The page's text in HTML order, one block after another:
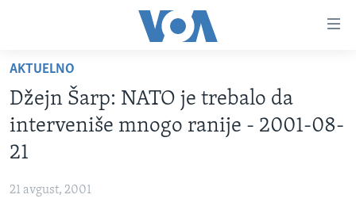
glavni
sadržaj
Idi
na
glavnu
Idi
NASLOVNA
RUBRIKE
GLOBALNE TEME
TV PROGRAM
IZ AMERIKE
Learning English
AKTUELNO
Džejn Šarp: NATO je trebalo da
interveniše mnogo ranije - 2001-08-
21
21 avgust, 2001